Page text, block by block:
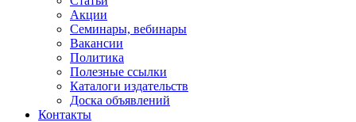
Акции
Семинары, вебинары
Вакансии
Политика
Полезные ссылки
Каталоги издательств
Доска объявлений
Контакты